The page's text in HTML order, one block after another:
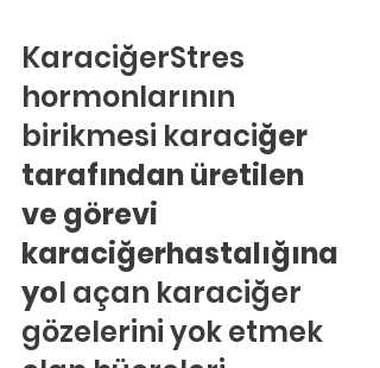
KaraciğerStres
hormonlarının
birikmesi karaciğer
tarafından üretilen
ve görevi
karaciğerhastalığına
yol açan karaciğer
gözelerini yok etmek